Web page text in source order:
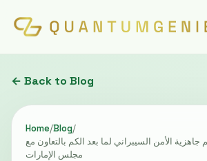
← Back to Blog
Home/Blog/
الأمن السيبراني لما بعد الكم بالتعاون مع
مجلس الإمارات